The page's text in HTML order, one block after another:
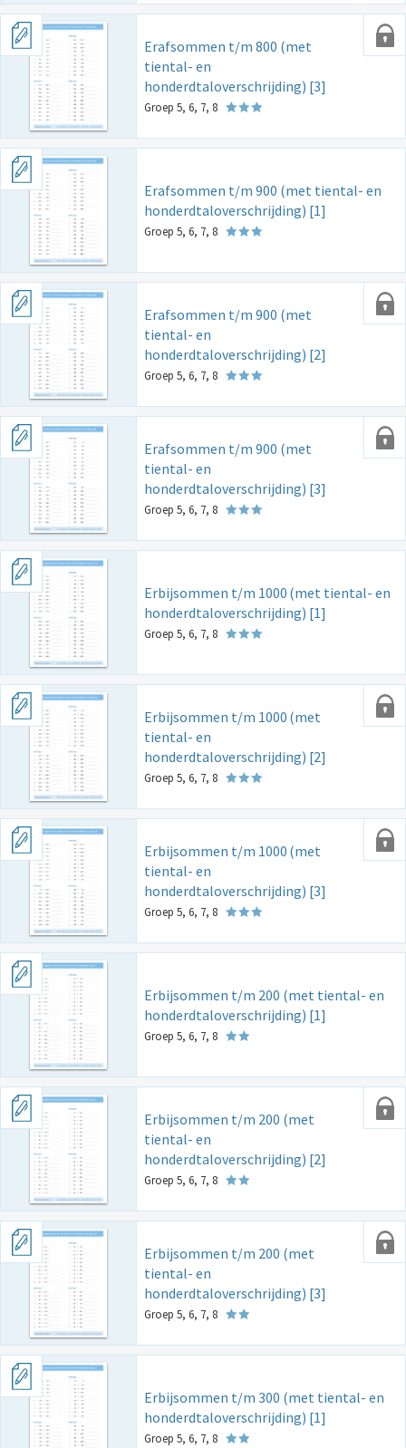
Erafsommen t/m 800 (met
tiental- en
honderdtaloverschrijding) [3]
Groep 5, 6, 7, 8
Erafsommen t/m 900 (met tiental- en
honderdtaloverschrijding) [1]
Groep 5, 6, 7, 8
Erafsommen t/m 900 (met
tiental- en
honderdtaloverschrijding) [2]
Groep 5, 6, 7, 8
Erafsommen t/m 900 (met
tiental- en
honderdtaloverschrijding) [3]
Groep 5, 6, 7, 8
Erbijsommen t/m 1000 (met tiental- en
honderdtaloverschrijding) [1]
Groep 5, 6, 7, 8
Erbijsommen t/m 1000 (met
tiental- en
honderdtaloverschrijding) [2]
Groep 5, 6, 7, 8
Erbijsommen t/m 1000 (met
tiental- en
honderdtaloverschrijding) [3]
Groep 5, 6, 7, 8
Erbijsommen t/m 200 (met tiental- en
honderdtaloverschrijding) [1]
Groep 5, 6, 7, 8
Erbijsommen t/m 200 (met
tiental- en
honderdtaloverschrijding) [2]
Groep 5, 6, 7, 8
Erbijsommen t/m 200 (met
tiental- en
honderdtaloverschrijding) [3]
Groep 5, 6, 7, 8
Erbijsommen t/m 300 (met tiental- en
honderdtaloverschrijding) [1]
Groep 5, 6, 7, 8